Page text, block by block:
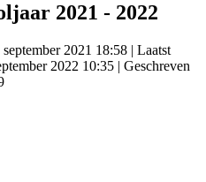
2021 - 2022
2021 18:58 | Laatst
2022 10:35 | Geschreven